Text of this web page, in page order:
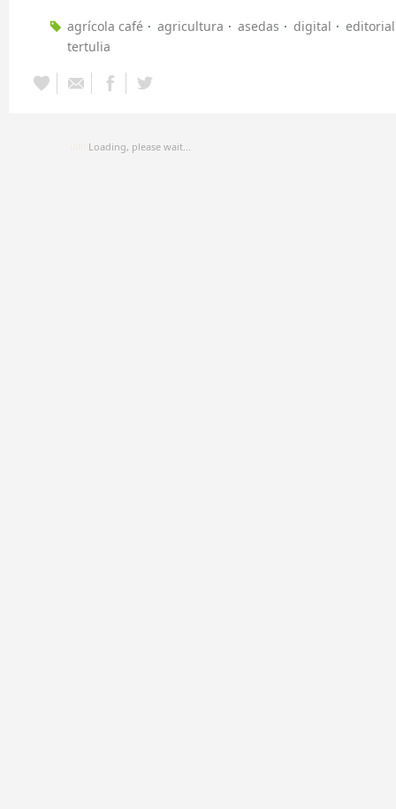
agrícola café agricultura asedas digital
tertulia
Loading, please wait...